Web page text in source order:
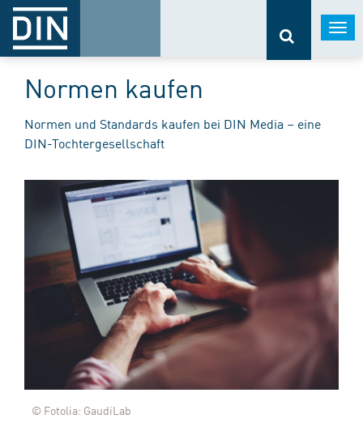
Normen kaufen
Normen und Standards kaufen bei DIN Media – eine
DIN-Tochtergesellschaft
© Fotolia: GaudiLab